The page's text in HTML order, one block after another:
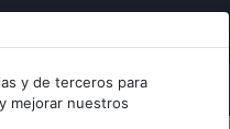
y de terceros para
mejorar nuestros